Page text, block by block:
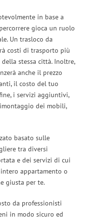
in base a
gioca un ruolo
Un trasloco da
costi di trasporto più
stessa città. Inoltre,
anche il prezzo
il costo del tuo
i servizi aggiuntivi,
dei mobili,
basato sulle
tra diversi
e dei servizi di cui
appartamento o
giusta per te.
da professionisti
in modo sicuro ed